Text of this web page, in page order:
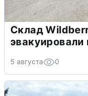
Склад
5 августа 0